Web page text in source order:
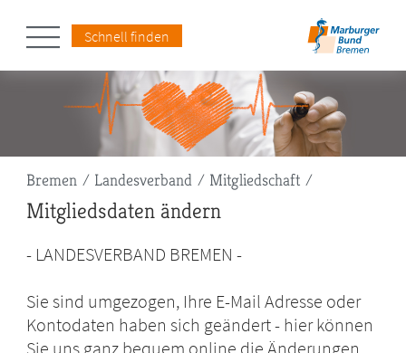
Schnell finden
Pfadnavigation
Bremen Landesverband Mitgliedschaft
Mitgliedsdaten ändern
- LANDESVERBAND BREMEN -
Sie sind umgezogen, Ihre E-Mail Adresse oder
Kontodaten haben sich geändert - hier können
Sie uns ganz bequem online die Änderungen